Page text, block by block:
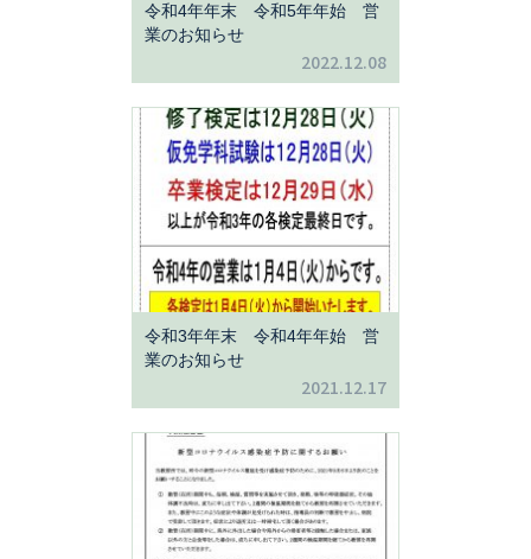
令和4年年末 令和5年年始 営
業のお知らせ
2022.12.08
令和3年年末 令和4年年始 営
業のお知らせ
2021.12.17